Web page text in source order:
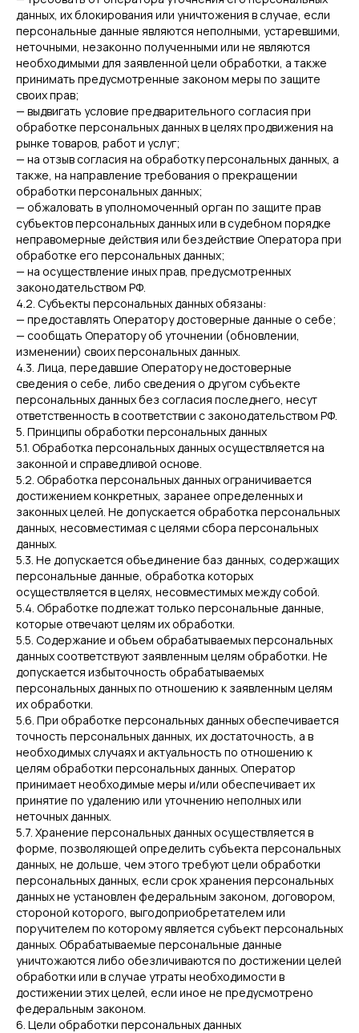
данных, их блокирования или уничтожения в случае, если
персональные данные являются неполными, устаревшими,
неточными, незаконно полученными или не являются
необходимыми для заявленной цели обработки, а также
принимать предусмотренные законом меры по защите
своих прав;
— выдвигать условие предварительного согласия при
обработке персональных данных в целях продвижения на
рынке товаров, работ и услуг;
— на отзыв согласия на обработку персональных данных, а
также, на направление требования о прекращении
обработки персональных данных;
— обжаловать в уполномоченный орган по защите прав
субъектов персональных данных или в судебном порядке
неправомерные действия или бездействие Оператора при
обработке его персональных данных;
— на осуществление иных прав, предусмотренных
законодательством РФ.
4.2. Субъекты персональных данных обязаны:
— предоставлять Оператору достоверные данные о себе;
— сообщать Оператору об уточнении (обновлении,
изменении) своих персональных данных.
4.3. Лица, передавшие Оператору недостоверные
сведения о себе, либо сведения о другом субъекте
персональных данных без согласия последнего, несут
ответственность в соответствии с законодательством РФ.
5. Принципы обработки персональных данных
5.1. Обработка персональных данных осуществляется на
законной и справедливой основе.
5.2. Обработка персональных данных ограничивается
достижением конкретных, заранее определенных и
законных целей. Не допускается обработка персональных
данных, несовместимая с целями сбора персональных
данных.
5.3. Не допускается объединение баз данных, содержащих
персональные данные, обработка которых
осуществляется в целях, несовместимых между собой.
5.4. Обработке подлежат только персональные данные,
которые отвечают целям их обработки.
5.5. Содержание и объем обрабатываемых персональных
данных соответствуют заявленным целям обработки. Не
допускается избыточность обрабатываемых
персональных данных по отношению к заявленным целям
их обработки.
5.6. При обработке персональных данных обеспечивается
точность персональных данных, их достаточность, а в
необходимых случаях и актуальность по отношению к
целям обработки персональных данных. Оператор
принимает необходимые меры и/или обеспечивает их
принятие по удалению или уточнению неполных или
неточных данных.
5.7. Хранение персональных данных осуществляется в
форме, позволяющей определить субъекта персональных
данных, не дольше, чем этого требуют цели обработки
персональных данных, если срок хранения персональных
данных не установлен федеральным законом, договором,
стороной которого, выгодоприобретателем или
поручителем по которому является субъект персональных
данных. Обрабатываемые персональные данные
уничтожаются либо обезличиваются по достижении целей
обработки или в случае утраты необходимости в
достижении этих целей, если иное не предусмотрено
федеральным законом.
6. Цели обработки персональных данных